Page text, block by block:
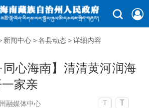
新闻中心 > 各县动态 > 详细内容
同心海南】清清黄河润海
家亲
融媒体中心 T T